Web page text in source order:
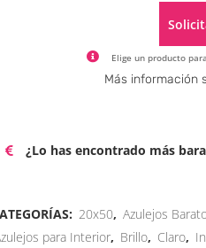
Elige un producto
Más información
¿Lo has encontrado más
20x50, Azulejos
para Interior, Brillo, Claro,